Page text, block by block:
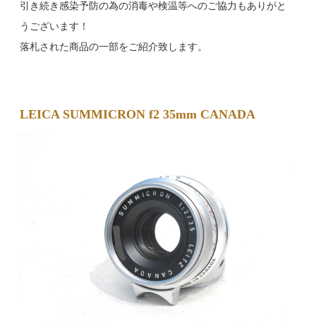
引き続き感染予防の為の消毒や検温等へのご協力もありがと
うございます！
落札された商品の一部をご紹介致します。
LEICA SUMMICRON f2 35mm CANADA